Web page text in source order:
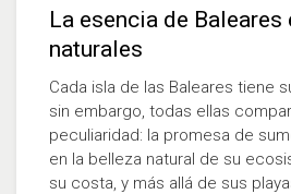
La esencia de Baleares
naturales
Cada isla de las Baleares tiene
sin embargo, todas ellas
peculiaridad: la promesa de
en la belleza natural de su
su costa, y más allá de sus